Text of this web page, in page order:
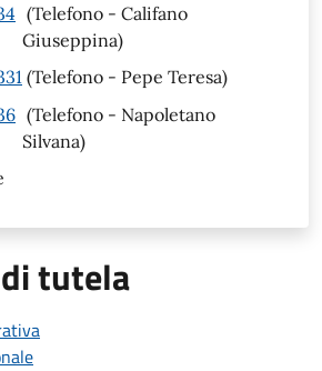
(Telefono - Califano
Giuseppina)
(Telefono - Pepe Teresa)
(Telefono - Napoletano
Silvana)
tutela